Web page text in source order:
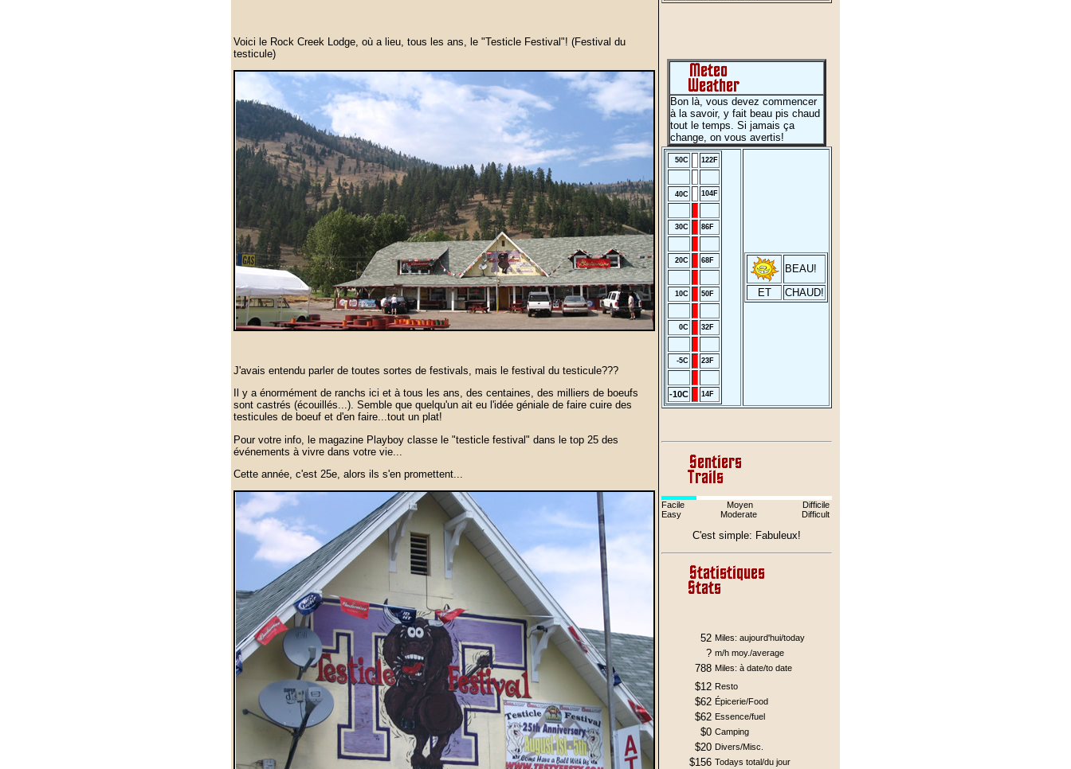
Voici le Rock Creek Lodge, où a lieu, tous les ans, le "Testicle Festival"! (Festival du
testicule)
J'avais entendu parler de toutes sortes de festivals, mais le festival du testicule???
Il y a énormément de ranchs ici et à tous les ans, des centaines, des milliers de boeufs
sont castrés (écouillés...). Semble que quelqu'un ait eu l'idée géniale de faire cuire des
testicules de boeuf et d'en faire...tout un plat!
Pour votre info, le magazine Playboy classe le "testicle festival" dans le top 25 des
événements à vivre dans votre vie...
Cette année, c'est 25e, alors ils s'en promettent...
Bon là, vous devez commencer
à la savoir, y fait beau pis chaud
tout le temps. Si jamais ça
change, on vous avertis!
50C 122F
40C 104F
30C 86F
20C 68F
10C 50F
0C 32F
-5C 23F
-10C 14F
BEAU!
ET
CHAUD!
Facile Moyen
Difficile
Easy
Moderate Difficult
C'est simple: Fabuleux!
52 Miles: aujourd'hui/today
? m/h moy./average
788 Miles: à date/to date
$12 Resto
$62 Épicerie/Food
$62 Essence/fuel
$0 Camping
$20 Divers/Misc.
$156 Todays total/du jour